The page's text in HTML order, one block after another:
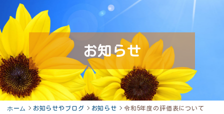
お知らせ
ホーム お知らせやブログ お知らせ 令和5年度の評価表について